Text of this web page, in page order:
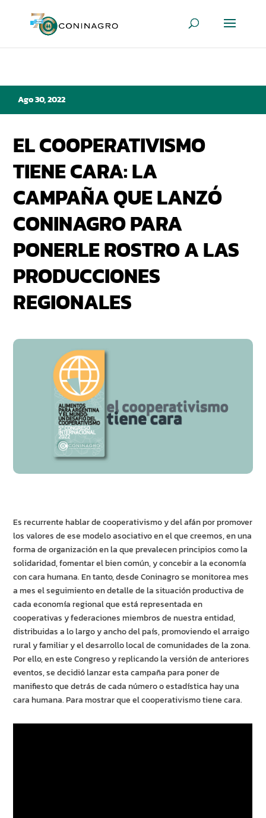
Ago 30, 2022
EL COOPERATIVISMO
TIENE CARA: LA
CAMPAÑA QUE LANZÓ
CONINAGRO PARA
PONERLE ROSTRO A LAS
PRODUCCIONES
REGIONALES
Es recurrente hablar de cooperativismo y del afán por promover
los valores de ese modelo asociativo en el que creemos, en una
forma de organización en la que prevalecen principios como la
solidaridad, fomentar el bien común, y concebir a la economía
con cara humana. En tanto, desde Coninagro se monitorea mes
a mes el seguimiento en detalle de la situación productiva de
cada economía regional que está representada en
cooperativas y federaciones miembros de nuestra entidad,
distribuidas a lo largo y ancho del país, promoviendo el arraigo
rural y familiar y el desarrollo local de comunidades de la zona.
Por ello, en este Congreso y replicando la versión de anteriores
eventos, se decidió lanzar esta campaña para poner de
manifiesto que detrás de cada número o estadística hay una
cara humana. Para mostrar que el cooperativismo tiene cara.